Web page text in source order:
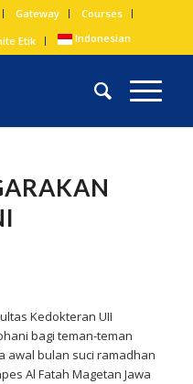
Gateway
Courses
Etik Indonesian
Kedokteran UII
bagi teman-teman
awal bulan suci ramadhan
Al Fatah Magetan Jawa